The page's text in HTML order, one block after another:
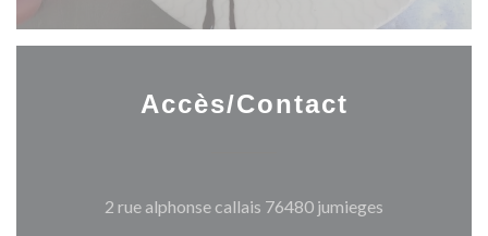
Accès/Contact
2 rue alphonse callais 76480 jumieges